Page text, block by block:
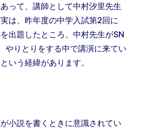
って、講師として中村汐里先生
は、昨年度の中学入試第2回に
出題したところ、中村先生がSN
やりとりをする中で講演に来てい
いう経緯があります。
小説を書くときに意識されてい